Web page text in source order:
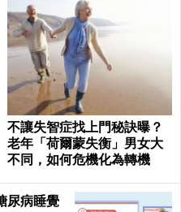
不讓失智症找上門秘訣曝？
老年「荷爾蒙失衡」男女大
不同，如何危機化為轉機
尿病睡覺